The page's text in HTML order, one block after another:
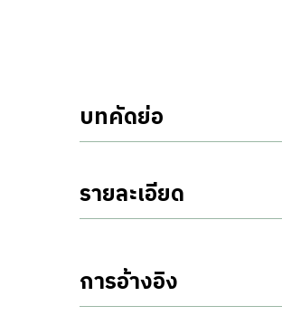
บทคัดย่อ
รายละเอียด
การอ้างอิง